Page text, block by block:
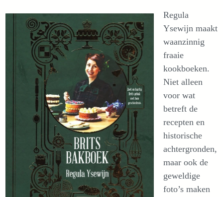
Regula
Ysewijn maakt
waanzinnig
fraaie
kookboeken.
Niet alleen
voor wat
betreft de
recepten en
historische
achtergronden,
maar ook de
geweldige
foto’s maken